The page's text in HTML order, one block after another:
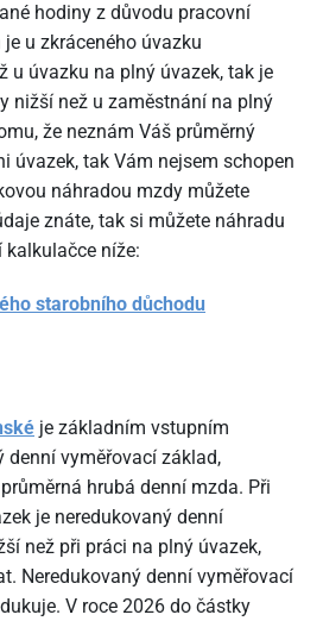
hodiny z důvodu pracovní
u zkráceného úvazku
u úvazku na plný úvazek, tak je
nižší než u zaměstnání na plný
že neznám Váš průměrný
úvazek, tak Vám nejsem schopen
náhradou mzdy můžete
znáte, tak si můžete náhradu
níže:
starobního důchodu
je základním vstupním
denní vyměřovací základ,
hrubá denní mzda. Při
je neredukovaný denní
než při práci na plný úvazek,
Neredukovaný denní vyměřovací
V roce 2026 do částky